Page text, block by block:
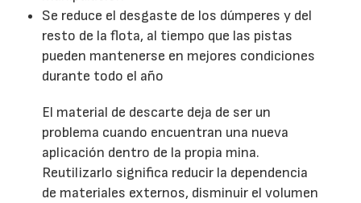
Se reduce el desgaste de los dúmperes y del
resto de la flota, al tiempo que las pistas
pueden mantenerse en mejores condiciones
durante todo el año
El material de descarte deja de ser un
problema cuando encuentran una nueva
aplicación dentro de la propia mina.
Reutilizarlo significa reducir la dependencia
de materiales externos, disminuir el volumen